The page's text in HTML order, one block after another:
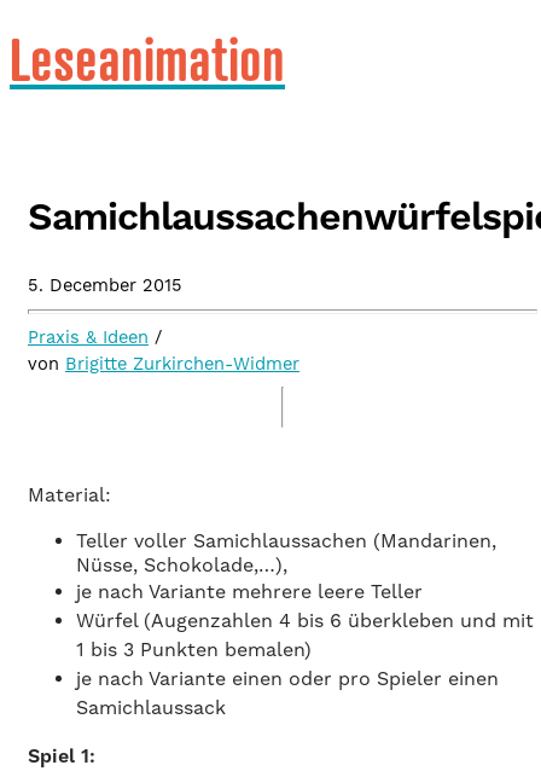
Leseanimation
5. December 2015
Praxis & Ideen /
von Brigitte Zurkirchen-Widmer
Material:
Teller voller Samichlaussachen (Mandarinen,
Nüsse, Schokolade,…),
je nach Variante mehrere leere Teller
Würfel (Augenzahlen 4 bis 6 überkleben und mit
1 bis 3 Punkten bemalen)
je nach Variante einen oder pro Spieler einen
Samichlaussack
Spiel 1: